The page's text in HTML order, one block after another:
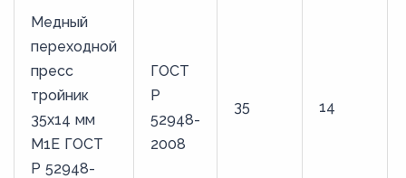
Медный
переходной
пресс
тройник
35х14 мм
М1Е ГОСТ
Р 52948-
ГОСТ
Р
52948-
2008
35 14